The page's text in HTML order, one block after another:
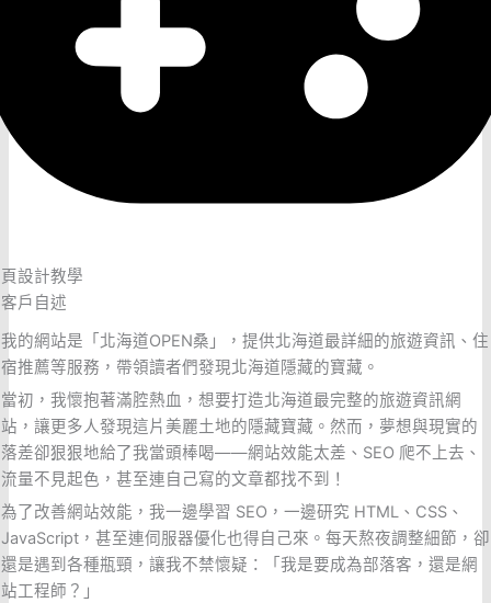
設計教學
客戶自述
我的網站是「北海道OPEN桑」，提供北海道最詳細的旅遊資訊、住
宿推薦等服務，帶領讀者們發現北海道隱藏的寶藏。
當初，我懷抱著滿腔熱血，想要打造北海道最完整的旅遊資訊網
站，讓更多人發現這片美麗土地的隱藏寶藏。然而，夢想與現實的
落差卻狠狠地給了我當頭棒喝——網站效能太差、SEO 爬不上去、
流量不見起色，甚至連自己寫的文章都找不到！
為了改善網站效能，我一邊學習 SEO，一邊研究 HTML、CSS、
JavaScript，甚至連伺服器優化也得自己來。每天熬夜調整細節，卻
還是遇到各種瓶頸，讓我不禁懷疑：「我是要成為部落客，還是網
站工程師？」